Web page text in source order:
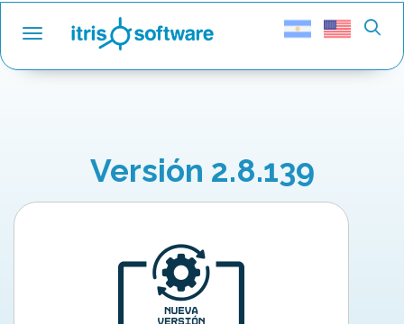
Toggle navigation
Versión 2.8.139